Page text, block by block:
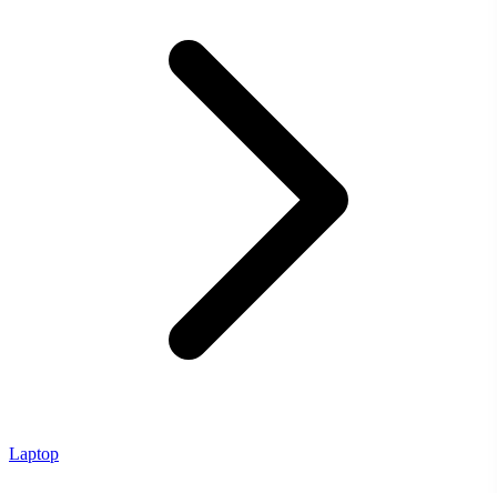
Laptop